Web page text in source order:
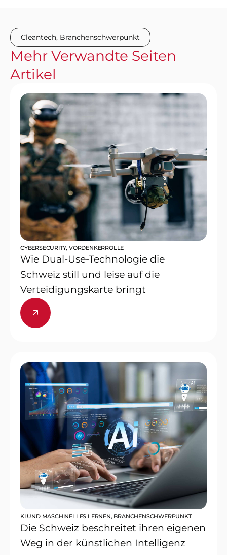
Cleantech, Branchenschwerpunkt
Mehr Verwandte Seiten
Artikel
CYBERSECURITY,VORDENKERROLLE
Wie Dual-Use-Technologie die
Schweiz still und leise auf die
Verteidigungskarte bringt
KI UND MASCHINELLES LERNEN, BRANCHENSCHWERPUNKT
Die Schweiz beschreitet ihren eigenen
Weg in der künstlichen Intelligenz